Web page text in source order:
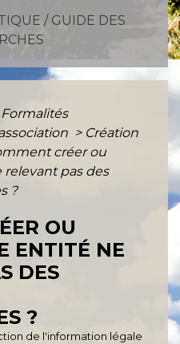
/ GUIDE DES
Formalités
> Création
créer ou
pas des
?
OU
ENTITÉ NE
DES
?
de l'information légale